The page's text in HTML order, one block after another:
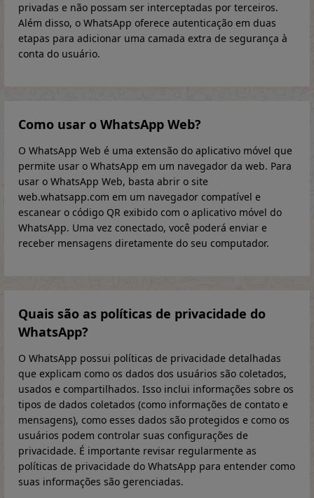
privadas e não possam ser interceptadas por terceiros.
Além disso, o WhatsApp oferece autenticação em duas
etapas para adicionar uma camada extra de segurança à
conta do usuário.
Como usar o WhatsApp Web?
O WhatsApp Web é uma extensão do aplicativo móvel que
permite usar o WhatsApp em um navegador da web. Para
usar o WhatsApp Web, basta abrir o site
web.whatsapp.com em um navegador compatível e
escanear o código QR exibido com o aplicativo móvel do
WhatsApp. Uma vez conectado, você poderá enviar e
receber mensagens diretamente do seu computador.
Quais são as políticas de privacidade do
WhatsApp?
O WhatsApp possui políticas de privacidade detalhadas
que explicam como os dados dos usuários são coletados,
usados e compartilhados. Isso inclui informações sobre os
tipos de dados coletados (como informações de contato e
mensagens), como esses dados são protegidos e como os
usuários podem controlar suas configurações de
privacidade. É importante revisar regularmente as
políticas de privacidade do WhatsApp para entender como
suas informações são gerenciadas.